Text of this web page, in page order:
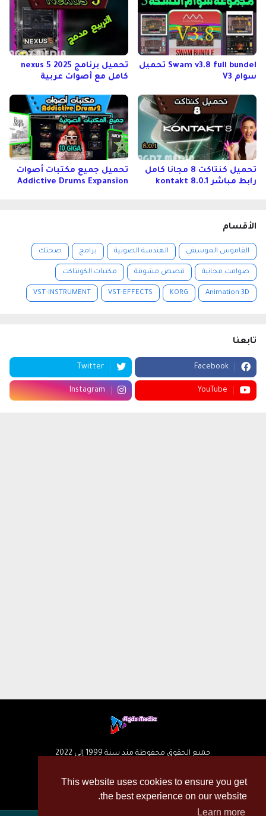
This website uses cookies to ensure you get
the best experience on our website.
Learn more
Swam v3.8 full bundel تحميل
سوام V3
تحميل برنامج nexus 5 2025
كامل مع أصوات عربية
تحميل كنتاكت 8 مجانا كامل
رابط مباشر kontakt 8.0.1
تحميل جميع مكتبات أصوات
Addictive Drums Expansion
الأقسام
القاموس الموسيقي الهندسة الصوتية برامج صحتك
صوامت مجانية قصص مشوقة مكتبات الكونتاكت
Animation 3D
KORG
VST-EFFECTS
VST-INSTRUMENT
تابعنا
Facebook
Twitter
YouTube
Instagram
جميع الحقوق محفوظة مند سنة 1999 إلى 2022